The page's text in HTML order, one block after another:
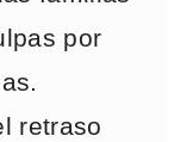
por
retraso